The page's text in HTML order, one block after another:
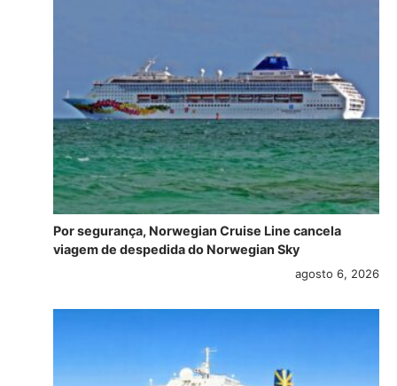
Por segurança, Norwegian Cruise Line cancela
viagem de despedida do Norwegian Sky
agosto 6, 2026